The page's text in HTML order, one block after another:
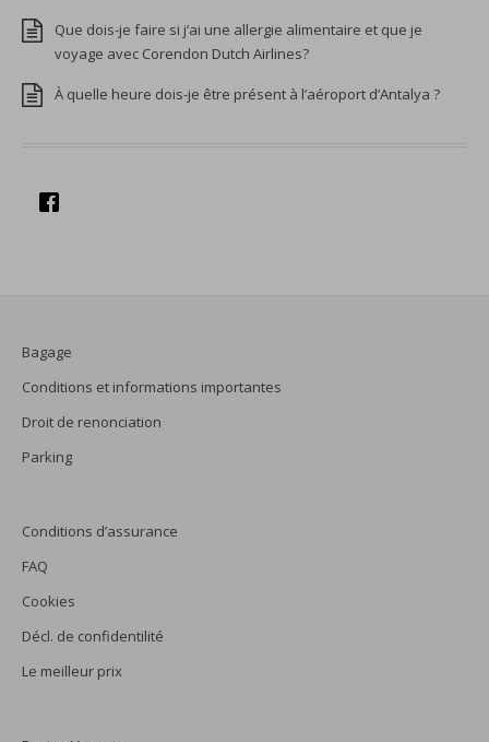
Que dois-je faire si j’ai une allergie alimentaire et que je
voyage avec Corendon Dutch Airlines?
À quelle heure dois-je être présent à l’aéroport d’Antalya ?
Bagage
Conditions et informations importantes
Droit de renonciation
Parking
Conditions d’assurance
FAQ
Cookies
Décl. de confidentilité
Le meilleur prix